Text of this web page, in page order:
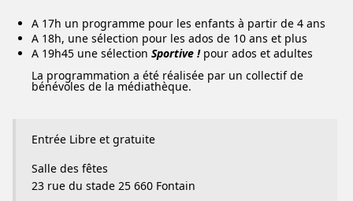
A 17h un programme pour les enfants à partir de 4 ans
A 18h, une sélection pour les ados de 10 ans et plus
A 19h45 une sélection Sportive !pour ados et adultes
La programmation a été réalisée par un collectif de
bénévoles de la médiathèque.
Entrée Libre et gratuite
Salle des fêtes
23 rue du stade 25 660 Fontain